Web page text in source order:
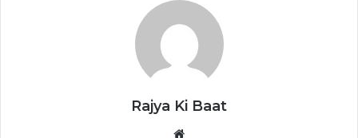
Rajya Ki Baat